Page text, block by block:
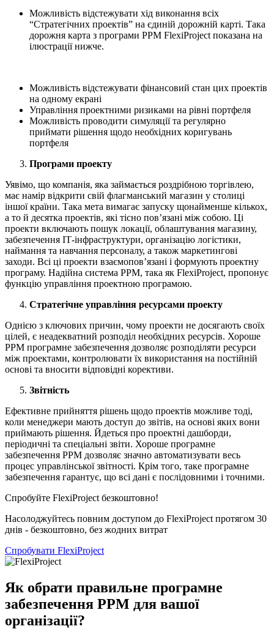
Можливість відстежувати хід виконання всіх
“Стратегічних проектів” на єдиній дорожній карті. Така
дорожня карта з програми PPM FlexiProject показана на
ілюстрації нижче.
Можливість відстежувати фінансовий стан цих проектів
на одному екрані
Управління проектними ризиками на рівні портфеля
Можливість проводити симуляції та регулярно
приймати рішення щодо необхідних коригувань
портфеля
Програми проекту
Уявімо, що компанія, яка займається роздрібною торгівлею,
має намір відкрити свій флагманський магазин у столиці
іншої країни. Така мета вимагає запуску щонайменше кількох,
а то й десятка проектів, які тісно пов’язані між собою. Ці
проекти включають пошук локації, облаштування магазину,
забезпечення ІТ-інфраструктури, організацію логістики,
наймання та навчання персоналу, а також маркетингові
заходи. Всі ці проекти взаємопов’язані і формують проектну
програму. Надійна система PPM, така як FlexiProject, пропонує
функцію управління проектною програмою.
Стратегічне управління ресурсами проекту
Однією з ключових причин, чому проекти не досягають своїх
цілей, є неадекватний розподіл необхідних ресурсів. Хороше
PPM програмне забезпечення дозволяє розподіляти ресурси
між проектами, контролювати їх використання на постійній
основі та вносити відповідні корективи.
Звітність
Ефективне прийняття рішень щодо проектів можливе тоді,
коли менеджери мають доступ до звітів, на основі яких вони
приймають рішення. Йдеться про проектні дашборди,
періодичні та спеціальні звіти. Хороше програмне
забезпечення PPM дозволяє значно автоматизувати весь
процес управлінської звітності. Крім того, таке програмне
забезпечення гарантує, що всі дані є послідовними і точними.
Спробуйте FlexiProject безкоштовно!
Насолоджуйтесь повним доступом до FlexiProject протягом 30
днів - безкоштовно, без жодних витрат
Спробувати FlexiProject
Як обрати правильне програмне
забезпечення PPM для вашої
організації?